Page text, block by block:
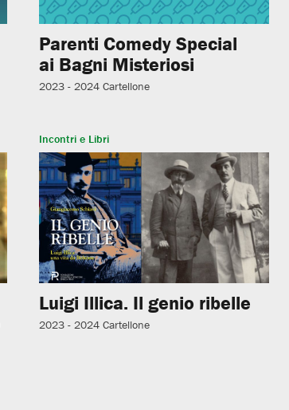
Parenti Comedy Special
ai Bagni Misteriosi
2023 - 2024 Cartellone
Incontri e Libri
Luigi Illica. Il genio ribelle
2023 - 2024 Cartellone